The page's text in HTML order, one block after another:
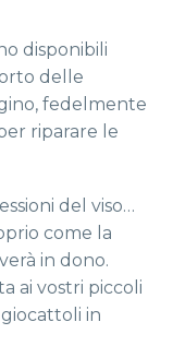
disponibili
delle
fedelmente
riparare le
del viso…
come la
in dono.
ai vostri piccoli
in